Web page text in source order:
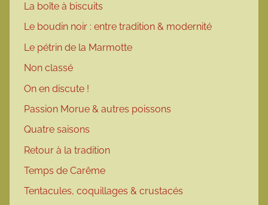
La boîte à biscuits
Le boudin noir : entre tradition & modernité
Le pétrin de la Marmotte
Non classé
On en discute !
Passion Morue & autres poissons
Quatre saisons
Retour à la tradition
Temps de Carême
Tentacules, coquillages & crustacés